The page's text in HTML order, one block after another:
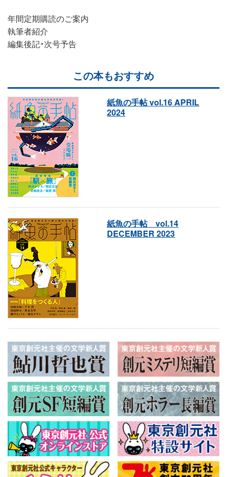
年間定期購読のご案内
執筆者紹介
編集後記・次号予告
この本もおすすめ
紙魚の手帖 vol.16 APRIL
2024
紙魚の手帖 vol.14
DECEMBER 2023